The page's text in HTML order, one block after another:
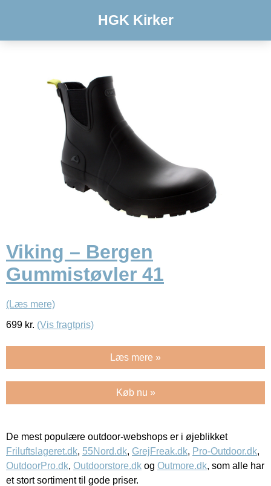
HGK Kirker
Viking – Bergen
Gummistøvler 41
(Læs mere)
699 kr. (Vis fragtpris)
Læs mere »
Køb nu »
De mest populære outdoor-webshops er i øjeblikket
Friluftslageret.dk, 55Nord.dk, GrejFreak.dk, Pro-Outdoor.dk,
OutdoorPro.dk, Outdoorstore.dk og Outmore.dk, som alle har
et stort sortiment til gode priser.